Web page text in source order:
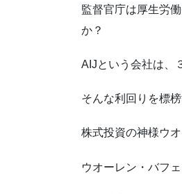
監督官庁は厚生労
か？
AIJという会社は、
そんな利回りを標
株式投資の神様ウ
ウオーレン・バフ